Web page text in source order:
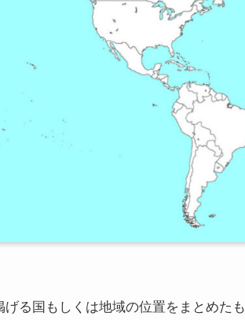
げる国もしくは地域の位置をまとめたも